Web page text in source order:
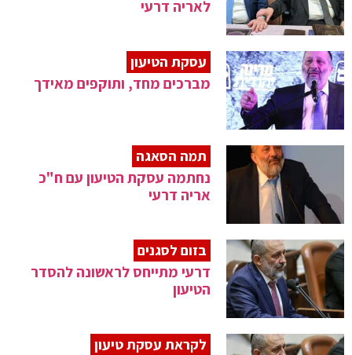
לאריה דרעי
עסקת הטיעון
מברכים מחד, ותוקפים מאידך
תמה הסאגה
נחתמה עסקת הטיעון עם ח"כ
אריה דרעי
בזום לסגנים
דרעי מתייחס לראשונה להסדר
הטיעון
לקראת עסקת טיעון